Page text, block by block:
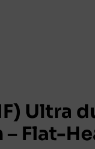
Ultra
– Flat-